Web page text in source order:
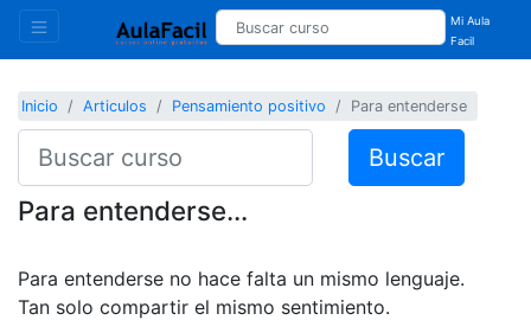
Mi Aula
Facil
Inicio Articulos Pensamiento positivo Para entenderse
Buscar
Para entenderse...
Para entenderse no hace falta un mismo lenguaje.
Tan solo compartir el mismo sentimiento.